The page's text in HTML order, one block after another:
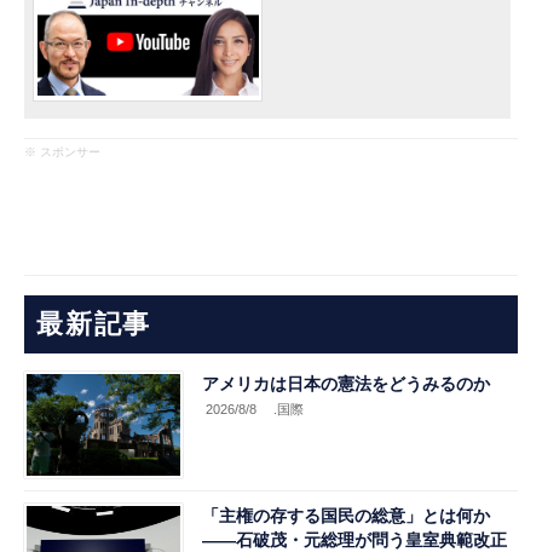
※ スポンサー
最新記事
アメリカは日本の憲法をどうみるのか
2026/8/8 .国際
「主権の存する国民の総意」とは何か
――石破茂・元総理が問う皇室典範改正